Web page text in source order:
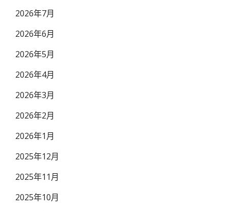
2026年7月
2026年6月
2026年5月
2026年4月
2026年3月
2026年2月
2026年1月
2025年12月
2025年11月
2025年10月